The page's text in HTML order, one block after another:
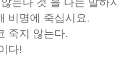
비명에 죽십시요.
죽지 않는다.
다!